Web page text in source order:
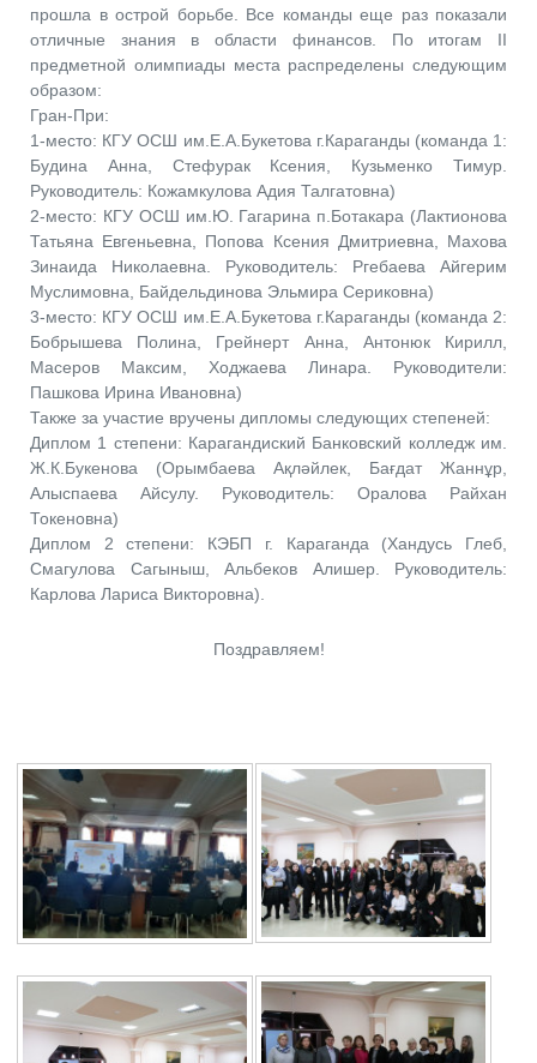
прошла в острой борьбе. Все команды еще раз показали
отличные знания в области финансов. По итогам ІІ
предметной олимпиады места распределены следующим
образом:
Гран-При:
1-место: КГУ ОСШ им.Е.А.Букетова г.Караганды (команда 1:
Будина Анна, Стефурак Ксения, Кузьменко Тимур.
Руководитель: Кожамкулова Адия Талгатовна)
2-место: КГУ ОСШ им.Ю. Гагарина п.Ботакара (Лактионова
Татьяна Евгеньевна, Попова Ксения Дмитриевна, Махова
Зинаида Николаевна. Руководитель: Ргебаева Айгерим
Муслимовна, Байдельдинова Эльмира Сериковна)
3-место: КГУ ОСШ им.Е.А.Букетова г.Караганды (команда 2:
Бобрышева Полина, Грейнерт Анна, Антонюк Кирилл,
Масеров Максим, Ходжаева Линара. Руководители:
Пашкова Ирина Ивановна)
Также за участие вручены дипломы следующих степеней:
Диплом 1 степени: Карагандиский Банковский колледж им.
Ж.К.Букенова (Орымбаева Ақләйлек, Бағдат Жаннұр,
Алыспаева Айсулу. Руководитель: Оралова Райхан
Токеновна)
Диплом 2 степени: КЭБП г. Караганда (Хандусь Глеб,
Смагулова Сагыныш, Альбеков Алишер. Руководитель:
Карлова Лариса Викторовна).
Поздравляем!